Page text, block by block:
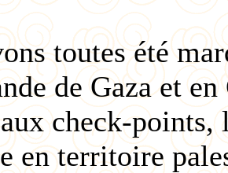
toutes été
de Gaza et
check-points,
en territoire